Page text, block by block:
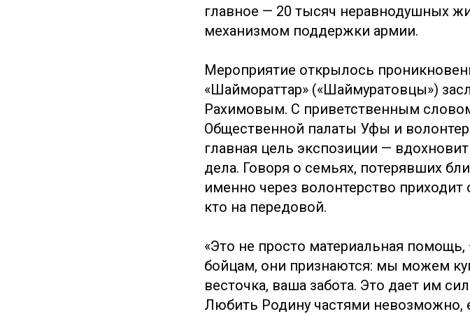
главное — 20 тысяч неравнодушных
механизмом поддержки армии.
Мероприятие открылось
«Шаймораттар» («Шаймуратовцы»)
Рахимовым. С приветственным
Общественной палаты Уфы и
главная цель экспозиции —
дела. Говоря о семьях, потерявших
именно через волонтерство приходит
кто на передовой.
«Это не просто материальная
бойцам, они признаются: мы можем
весточка, ваша забота. Это дает им
Любить Родину частями невозможно,